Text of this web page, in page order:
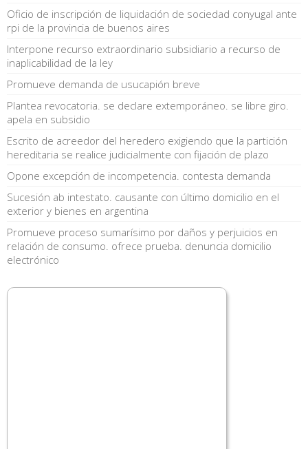
Oficio de inscripción de liquidación de sociedad conyugal ante
rpi de la provincia de buenos aires
Interpone recurso extraordinario subsidiario a recurso de
inaplicabilidad de la ley
Promueve demanda de usucapión breve
Plantea revocatoria. se declare extemporáneo. se libre giro.
apela en subsidio
Escrito de acreedor del heredero exigiendo que la partición
hereditaria se realice judicialmente con fijación de plazo
Opone excepción de incompetencia. contesta demanda
Sucesión ab intestato. causante con último domicilio en el
exterior y bienes en argentina
Promueve proceso sumarísimo por daños y perjuicios en
relación de consumo. ofrece prueba. denuncia domicilio
electrónico